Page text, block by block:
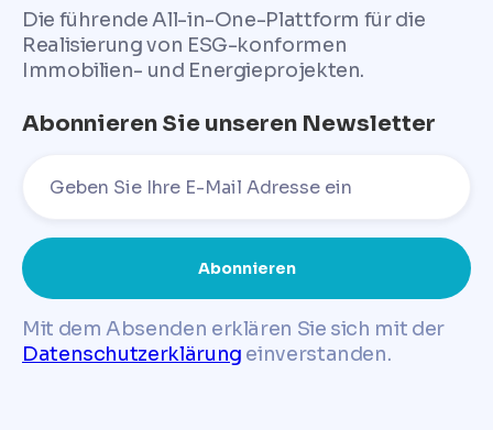
Die führende All-in-One-Plattform für die
Realisierung von ESG-konformen
Immobilien- und Energieprojekten.
Abonnieren Sie unseren Newsletter
Mit dem Absenden erklären Sie sich mit der
Datenschutzerklärung einverstanden.